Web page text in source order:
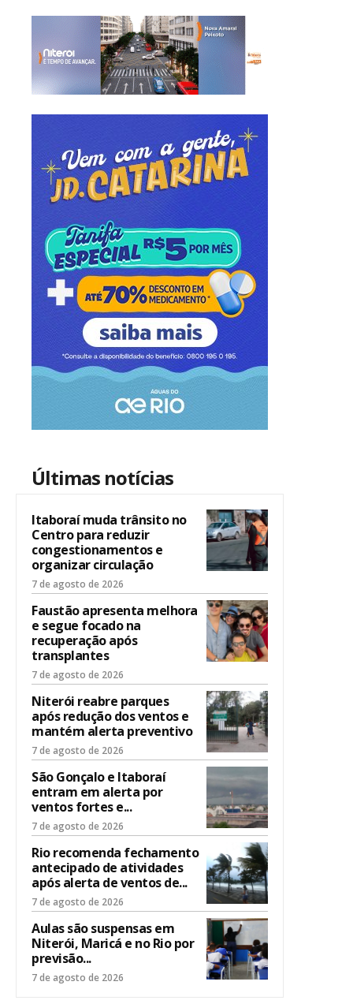
Últimas notícias
Itaboraí muda trânsito no
Centro para reduzir
congestionamentos e
organizar circulação
7 de agosto de 2026
Faustão apresenta melhora
e segue focado na
recuperação após
transplantes
7 de agosto de 2026
Niterói reabre parques
após redução dos ventos e
mantém alerta preventivo
7 de agosto de 2026
São Gonçalo e Itaboraí
entram em alerta por
ventos fortes e...
7 de agosto de 2026
Rio recomenda fechamento
antecipado de atividades
após alerta de ventos de...
7 de agosto de 2026
Aulas são suspensas em
Niterói, Maricá e no Rio por
previsão...
7 de agosto de 2026